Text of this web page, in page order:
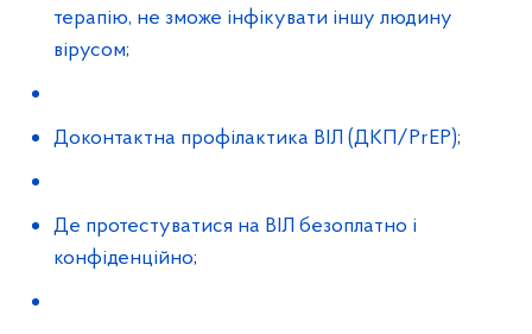
терапію, не зможе інфікувати іншу людину
вірусом;
Доконтактна профілактика ВІЛ (ДКП/PrEP);
Де протестуватися на ВІЛ безоплатно і
конфіденційно;